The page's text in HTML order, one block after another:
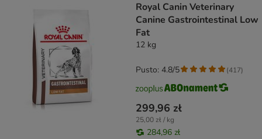
Royal Canin Veterinary
Canine Gastrointestinal Low
Fat
12 kg
299,96 zł
25,00 zł / kg
284,96 zł
Pusto: 4.8/5 (417)